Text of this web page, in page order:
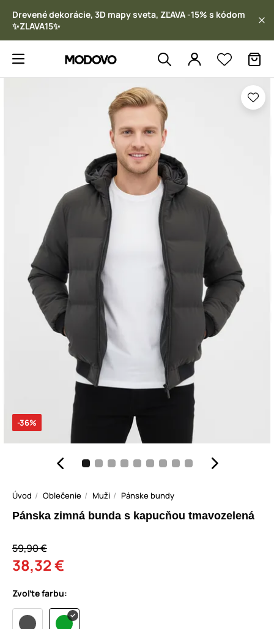
Drevené dekorácie, 3D mapy sveta, ZĽAVA -15% s kódom
✨ZLAVA15✨
-36%
Úvod Oblečenie Muži Pánske bundy
Pánska zimná bunda s kapucňou tmavozelená
59,90 €
38,32 €
Zvoľte farbu: